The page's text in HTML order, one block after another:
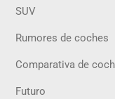
SUV
Rumores de coches
Comparativa de
Futuro